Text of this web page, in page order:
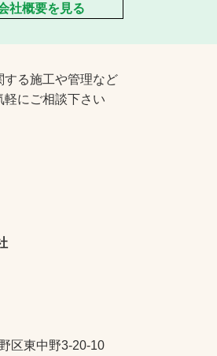
社概要を見る
る施工や管理など
軽にご相談下さい
区東中野3-20-10